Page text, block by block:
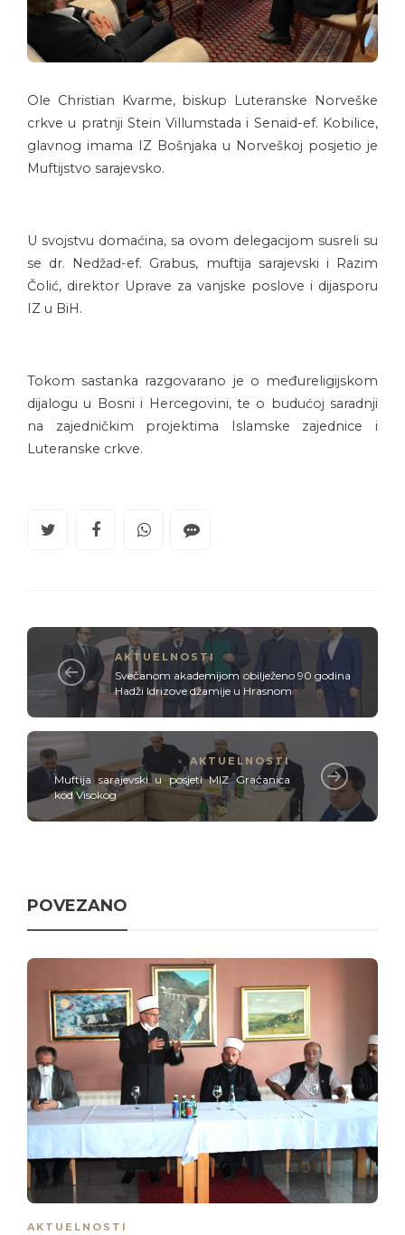
Ole Christian Kvarme, biskup Luteranske Norveške
crkve u pratnji Stein Villumstada i Senaid-ef. Kobilice,
glavnog imama IZ Bošnjaka u Norveškoj posjetio je
Muftijstvo sarajevsko.
U svojstvu domaćina, sa ovom delegacijom susreli su
se dr. Nedžad-ef. Grabus, muftija sarajevski i Razim
Čolić, direktor Uprave za vanjske poslove i dijasporu
IZ u BiH.
Tokom sastanka razgovarano je o međureligijskom
dijalogu u Bosni i Hercegovini, te o budućoj saradnji
na zajedničkim projektima Islamske zajednice i
Luteranske crkve.
AKTUELNOSTI
Svečanom akademijom obilježeno 90 godina
Hadži Idrizove džamije u Hrasnom
AKTUELNOSTI
Muftija sarajevski u posjeti MIZ Gračanica
kod Visokog
POVEZANO
AKTUELNOSTI